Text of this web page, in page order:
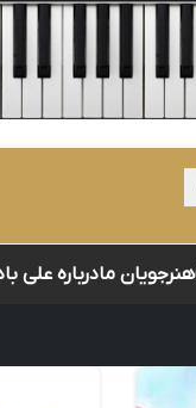
هنرجویان مادرباره علی